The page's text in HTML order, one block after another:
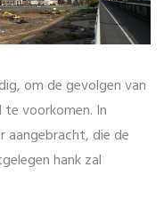
om de gevolgen van
voorkomen. In
die de
hank zal